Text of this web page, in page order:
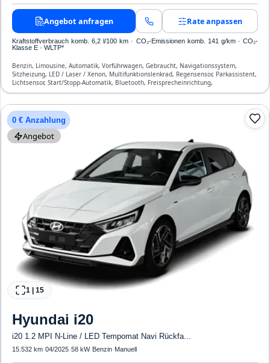
Angebot anfragen Rate anpassen
Kraftstoffverbrauch komb. 6,2 l/100 km · CO₂-Emissionen komb. 141 g/km · CO₂-
Klasse E · WLTP*
Benzin, Limousine, Automatik, Vorführwagen, Gebraucht, Navigationssystem,
Sitzheizung, LED / Laser / Xenon, Multifunktionslenkrad, Regensensor, Parkassistent,
Lichtsensor, Start/Stopp-Automatik, Bluetooth, Freisprecheinrichtung,
Verkehrszeichen-Erkennung, ESP, ABS, Klimatisierung, Front- und Seiten-Airbags
0 € Anzahlung
Angebot
1 15
Hyundai i20
i20 1.2 MPI N-Line / LED Tempomat Navi Rückfa...
15.532 km·04/2025·58 kW· Benzin· Manuell